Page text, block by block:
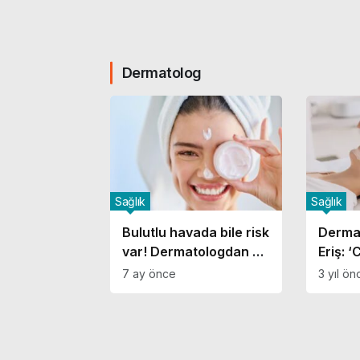
Dermatolog
Bulutlu havada bile risk
var! Dermatologdan kış
için güneş kremi
Sağlık
7 ay önce
Eriş:
Sağlık
3 yıl